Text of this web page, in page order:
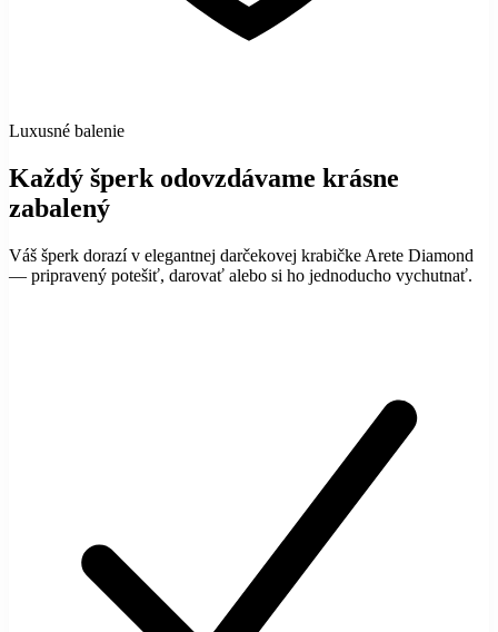
Luxusné balenie
Každý šperk odovzdávame krásne
zabalený
Váš šperk dorazí v elegantnej darčekovej krabičke Arete Diamond
— pripravený potešiť, darovať alebo si ho jednoducho vychutnať.